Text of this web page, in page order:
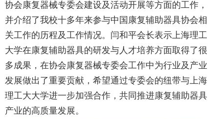
协会康复器械专委会建设及活动开展等方面的工作，
并介绍了我校十多年来参与中国康复辅助器具协会相
关工作的历程及工作情况。闫和平会长表示上海理工
大学在康复辅助器具的研发与人才培养方面取得了很
多成果，在协会康复器械专委会工作中为行业及产业
发展做出了重要贡献，希望通过专委会的纽带与上海
理工大大学进一步加强合作，共同推进康复辅助器具
产业的高质量发展。